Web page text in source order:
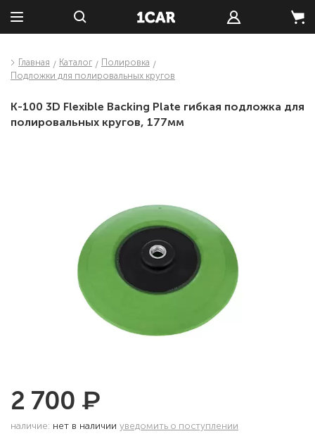
Главная Каталог
Полировка
Подложки для полировальных кругов
K-100 3D Flexible Backing Plate гибкая подложка для
полировальных кругов, 177мм
2 700 ₽
наличие: нет в наличии уведомить о поступлении